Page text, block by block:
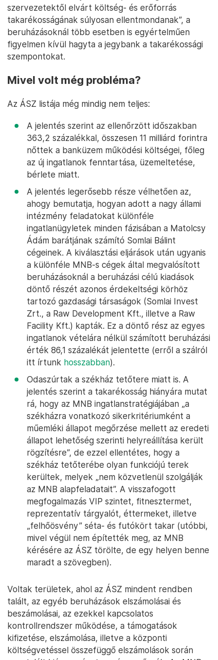
szervezetektől elvárt költség- és erőforrás
takarékosságának súlyosan ellentmondanak”, a
beruházásoknál több esetben is egyértelműen
figyelmen kívül hagyta a jegybank a takarékossági
szempontokat.
Mivel volt még probléma?
Az ÁSZ listája még mindig nem teljes:
A jelentés szerint az ellenőrzött időszakban
363,2 százalékkal, összesen 11 milliárd forintra
nőttek a banküzem működési költségei, főleg
az új ingatlanok fenntartása, üzemeltetése,
bérlete miatt.
A jelentés legerősebb része vélhetően az,
ahogy bemutatja, hogyan adott a nagy állami
intézmény feladatokat különféle
ingatlanügyletek minden fázisában a Matolcsy
Ádám barátjának számító Somlai Bálint
cégeinek. A kiválasztási eljárások után ugyanis
a különféle MNB-s cégek által megvalósított
beruházásoknál a beruházási célú kiadások
döntő részét azonos érdekeltségi körhöz
tartozó gazdasági társaságok (Somlai Invest
Zrt., a Raw Development Kft., illetve a Raw
Facility Kft.) kapták. Ez a döntő rész az egyes
ingatlanok vételára nélkül számított beruházási
érték 86,1 százalékát jelentette (erről a szálról
itt írtunk hosszabban).
Odaszúrtak a székház tetőtere miatt is. A
jelentés szerint a takarékosság hiányára mutat
rá, hogy az MNB ingatlanstratégiájában „a
székházra vonatkozó sikerkritériumként a
műemléki állapot megőrzése mellett az eredeti
állapot lehetőség szerinti helyreállítása került
rögzítésre”, de ezzel ellentétes, hogy a
székház tetőterébe olyan funkciójú terek
kerültek, melyek „nem közvetlenül szolgálják
az MNB alapfeladatait”. A visszafogott
megfogalmazás VIP szintet, fitnesztermet,
reprezentatív tárgyalót, éttermeket, illetve
„felhőösvény” séta- és futókört takar (utóbbi,
mivel végül nem építették meg, az MNB
kérésére az ÁSZ törölte, de egy helyen benne
maradt a szövegben).
Voltak területek, ahol az ÁSZ mindent rendben
talált, az egyéb beruházások elszámolásai és
beszámolásai, az ezekkel kapcsolatos
kontrollrendszer működése, a támogatások
kifizetése, elszámolása, illetve a központi
költségvetéssel összefüggő elszámolások során